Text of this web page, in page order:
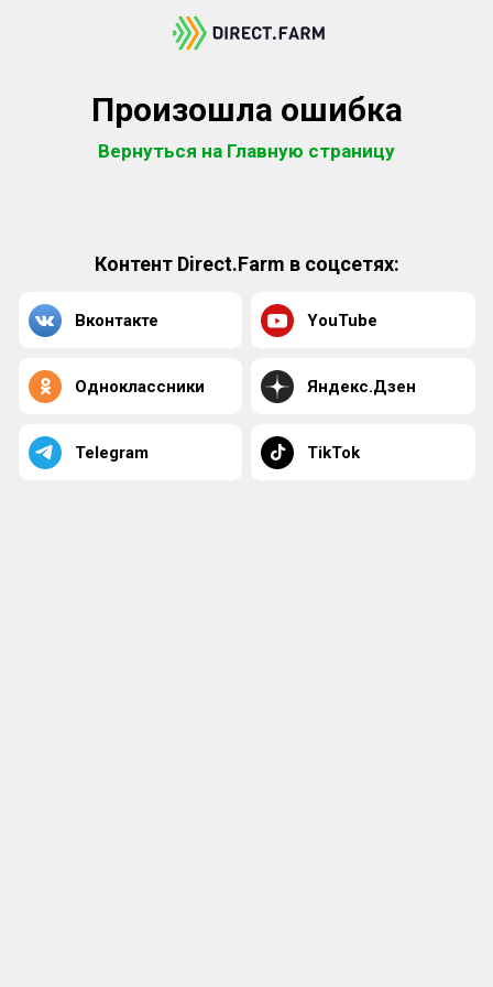
Произошла ошибка
Вернуться на Главную страницу
Контент Direct.Farm в соцсетях:
Вконтакте YouTube
Одноклассники Яндекс.Дзен
Telegram TikTok